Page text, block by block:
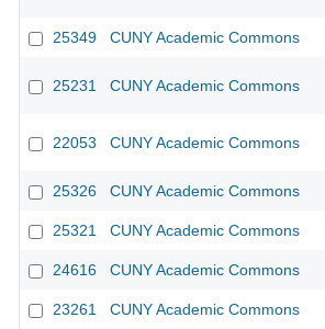
25349 CUNY Academic Commons
25231 CUNY Academic Commons
22053 CUNY Academic Commons
25326 CUNY Academic Commons
25321 CUNY Academic Commons
24616 CUNY Academic Commons
23261 CUNY Academic Commons